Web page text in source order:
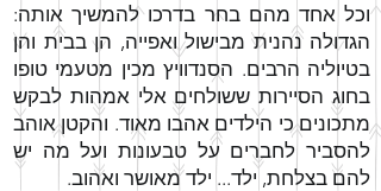
וכל אחד מהם בחר בדרכו להמשיך אותה:
הגדולה נהנית מבישול ואפייה, הן בבית והן
בטיוליה הרבים. הסנדוויץ מכין מטעמי טופו
בחוג הסיירות ששולחים אלי אמהות לבקש
מתכונים כי הילדים אהבו מאוד. והקטן אוהב
להסביר לחברים על טבעונות ועל מה יש
להם בצלחת, ילד... ילד מאושר ואהוב.